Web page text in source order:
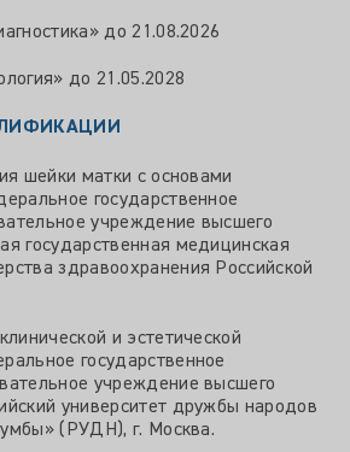
до 21.08.2026
до 21.05.2028
шейки матки с основами
государственное
учреждение высшего
государственная медицинская
здравоохранения Российской
и эстетической
государственное
учреждение высшего
университет дружбы народов
(РУДН), г. Москва.